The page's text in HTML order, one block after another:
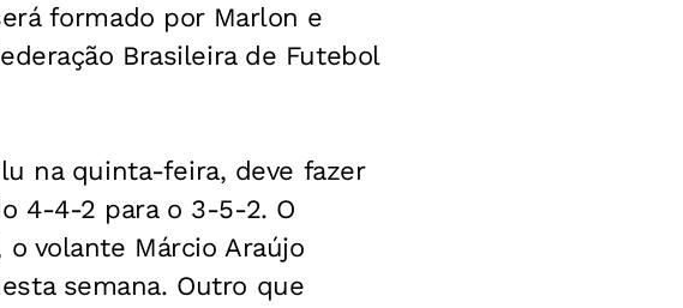
formado por Marlon e
Brasileira de Futebol
na quinta-feira, deve fazer
4-4-2 para o 3-5-2. O
volante Márcio Araújo
semana. Outro que